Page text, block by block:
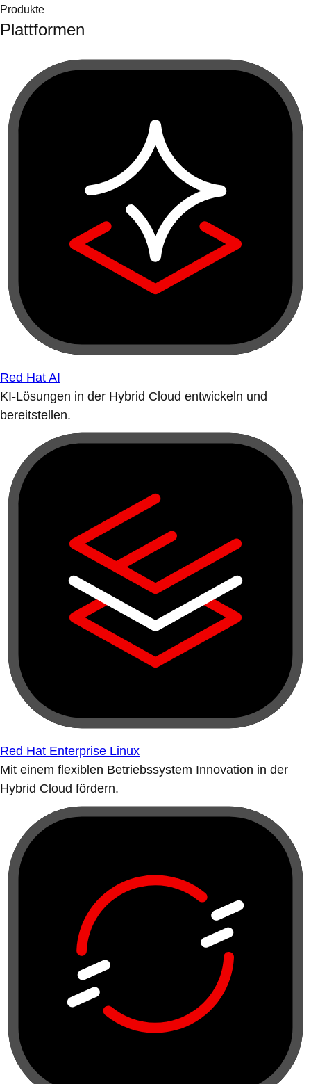
Produkte
Plattformen
Red Hat AI
KI-Lösungen in der Hybrid Cloud entwickeln und
bereitstellen.
Red Hat Enterprise Linux
Mit einem flexiblen Betriebssystem Innovation in der
Hybrid Cloud fördern.